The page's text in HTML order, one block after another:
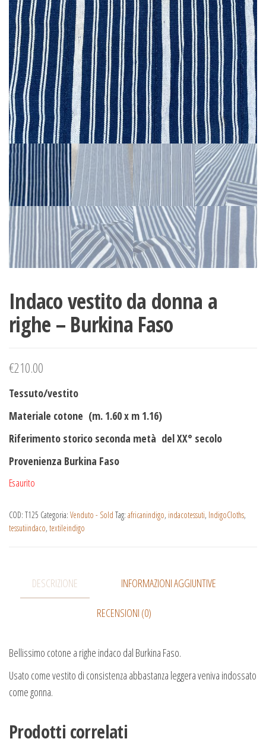
Indaco vestito da donna a
righe – Burkina Faso
€210.00
Tessuto/vestito
Materiale cotone (m. 1.60 x m 1.16)
Riferimento storico seconda metà del XX° secolo
Provenienza Burkina Faso
Esaurito
COD: T125 Categoria: Venduto - Sold Tag: africanindigo, indacotessuti, IndigoCloths,
tessutiindaco, textileindigo
DESCRIZIONE INFORMAZIONI AGGIUNTIVE
RECENSIONI (0)
Bellissimo cotone a righe indaco dal Burkina Faso.
Usato come vestito di consistenza abbastanza leggera veniva indossato
come gonna.
Prodotti correlati